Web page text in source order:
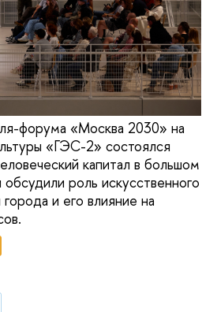
форума «Москва 2030» на
«ГЭС-2» состоялся
капитал в большом
роль искусственного
и его влияние на